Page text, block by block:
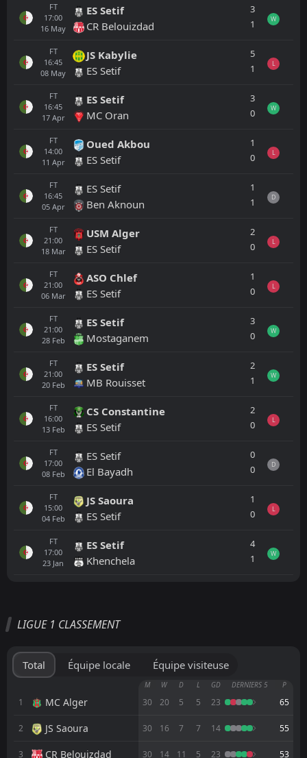
FT
17:00
16 May
ES Setif
CR Belouizdad
3
1
W
FT
16:45
08 May
JS Kabylie
ES Setif
5
1
L
FT
16:45
17 Apr
ES Setif
MC Oran
3
0
W
FT
14:00
11 Apr
Oued Akbou
ES Setif
1
0
L
FT
16:45
05 Apr
ES Setif
Ben Aknoun
1
1
D
FT
21:00
18 Mar
USM Alger
ES Setif
2
0
L
FT
21:00
06 Mar
ASO Chlef
ES Setif
1
0
L
FT
21:00
28 Feb
ES Setif
Mostaganem
3
0
W
FT
21:00
20 Feb
ES Setif
MB Rouisset
2
1
W
FT
16:00
13 Feb
CS Constantine
ES Setif
2
0
L
FT
17:00
08 Feb
ES Setif
El Bayadh
0
0
D
FT
15:00
04 Feb
JS Saoura
ES Setif
1
0
L
FT
17:00
23 Jan
ES Setif
Khenchela
4
1
W
16:00
05 Jun
20May
JS Saoura
0
0
FT
08May
Khenchela
2
LIGUE 1 CLASSEMENT
Total Équipe locale Équipe visiteuse
M W D L GD DERNIERS 5 P
1 MC Alger 30 20 5 5 23 65
2 JS Saoura 30 16 7 7 14 55
3 CR Belouizdad 30 14 11 5 23 53